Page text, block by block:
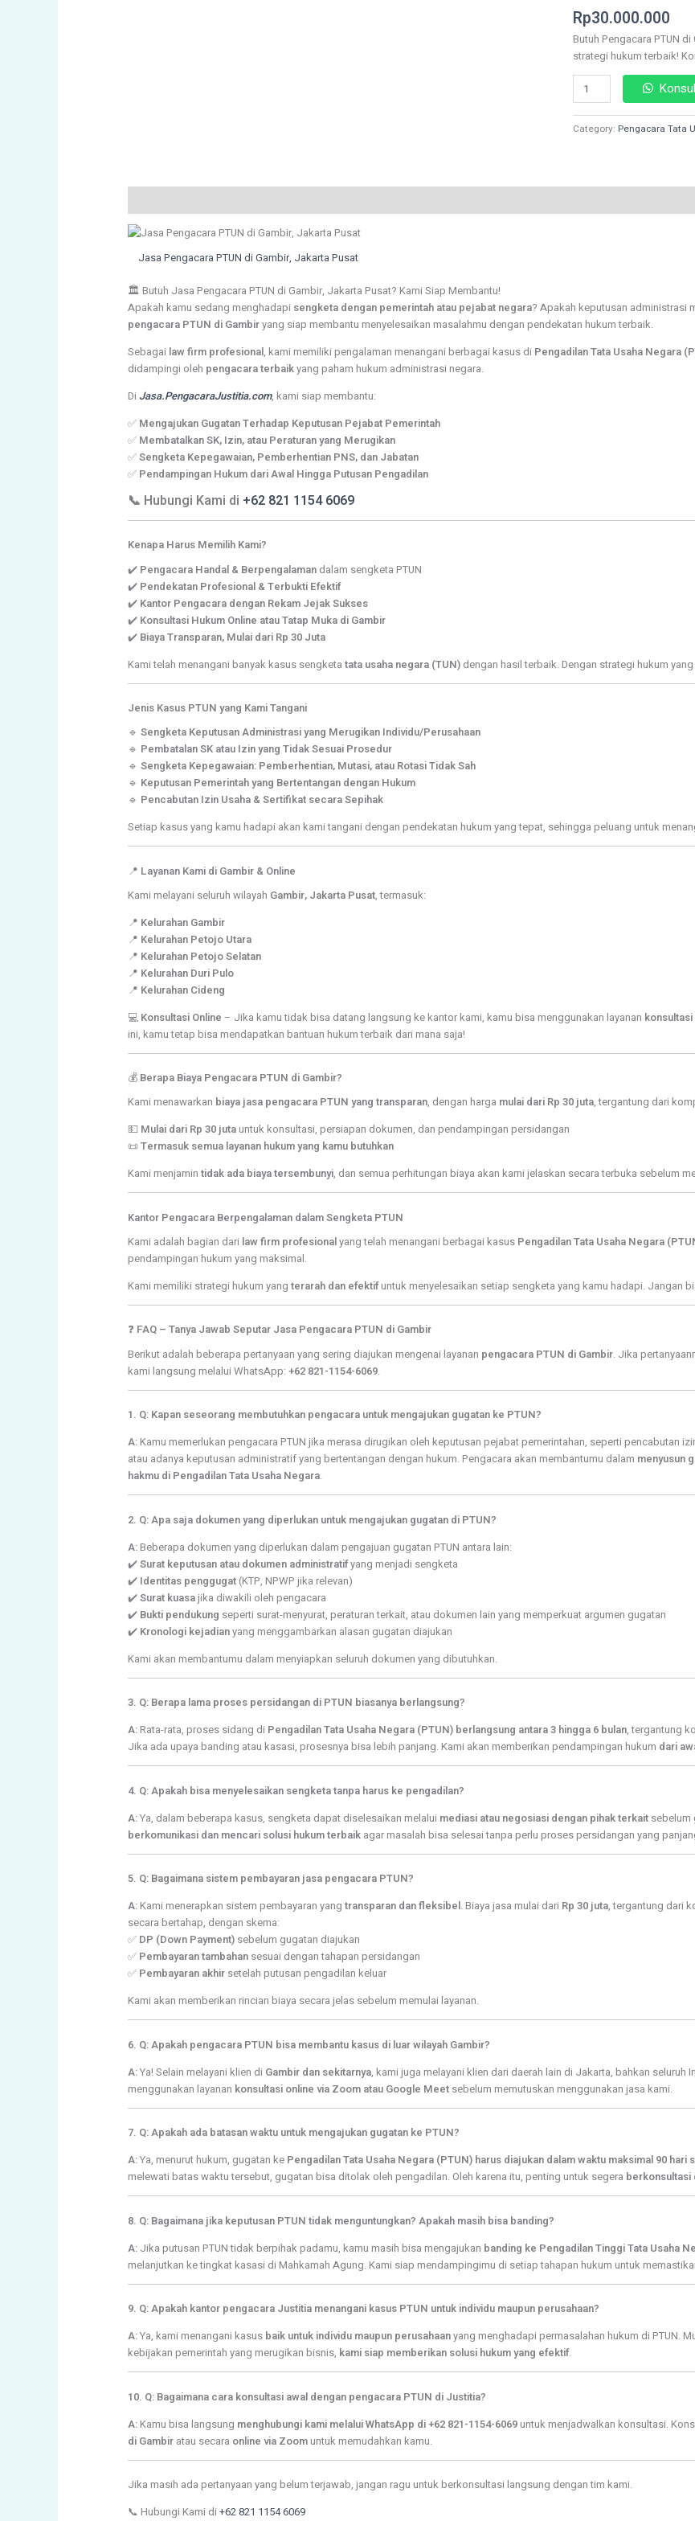
Rated
4.46out
based on
39
customer
ratings
Rp30.000.000
Butuh Pengacara PTUN
strategi hukum terbaik!
Membantu!
quantity
Category:Pengacara Tata
Jasa Pengacara PTUN di Gambir, Jakarta Pusat
🏛️ Butuh Jasa Pengacara PTUN di Gambir, Jakarta Pusat? Kami Siap Membantu!
Apakah kamu sedang menghadapi sengketa dengan pemerintah atau pejabat negara? Apakah keputusan administrasi
pengacara PTUN di Gambiryang siap membantu menyelesaikan masalahmu dengan pendekatan hukum terbaik.
Sebagai law firm profesional, kami memiliki pengalaman menangani berbagai kasus di Pengadilan Tata Usaha Negara
didampingi oleh pengacara terbaikyang paham hukum administrasi negara.
Di Jasa.PengacaraJustitia.com, kami siap membantu:
✅ Mengajukan Gugatan Terhadap Keputusan Pejabat Pemerintah
✅ Membatalkan SK, Izin, atau Peraturan yang Merugikan
✅Sengketa Kepegawaian, Pemberhentian PNS, dan Jabatan
✅ Pendampingan Hukum dari Awal Hingga Putusan Pengadilan
📞 Hubungi Kami di +62 821 1154 6069
Kenapa Harus Memilih Kami?
✔️ Pengacara Handal & Berpengalamandalam sengketa PTUN
✔️ Pendekatan Profesional & Terbukti Efektif
✔️ Kantor Pengacara dengan Rekam Jejak Sukses
✔️ Konsultasi Hukum Online atau Tatap Muka di Gambir
✔️ Biaya Transparan, Mulai dari Rp 30 Juta
Kami telah menangani banyak kasus sengketa tata usaha negara (TUN)dengan hasil terbaik. Dengan strategi hukum
Jenis Kasus PTUN yang Kami Tangani
🔹 Sengketa Keputusan Administrasi yang Merugikan Individu/Perusahaan
🔹 Pembatalan SK atau Izin yang Tidak Sesuai Prosedur
🔹 Sengketa Kepegawaian: Pemberhentian, Mutasi, atau Rotasi Tidak Sah
🔹 Keputusan Pemerintah yang Bertentangan dengan Hukum
🔹 Pencabutan Izin Usaha & Sertifikat secara Sepihak
Setiap kasus yang kamu hadapi akan kami tangani dengan pendekatan hukum yang tepat, sehingga peluang untuk
📍 Layanan Kami di Gambir & Online
Kami melayani seluruh wilayah Gambir, Jakarta Pusat, termasuk:
📍 Kelurahan Gambir
📍 Kelurahan Petojo Utara
📍 Kelurahan Petojo Selatan
📍 Kelurahan Duri Pulo
📍 Kelurahan Cideng
💻 Konsultasi Online – Jika kamu tidak bisa datang langsung ke kantor kami, kamu bisa menggunakan layanan
ini, kamu tetap bisa mendapatkan bantuan hukum terbaik dari mana saja!
💰 Berapa Biaya Pengacara PTUN di Gambir?
Kami menawarkan biaya jasa pengacara PTUN yang transparan, dengan harga mulai dari Rp 30 juta, tergantung dari
💵 Mulai dari Rp 30 jutauntuk konsultasi, persiapan dokumen, dan pendampingan persidangan
📜 Termasuk semua layanan hukum yang kamu butuhkan
Kami menjamin tidak ada biaya tersembunyi, dan semua perhitungan biaya akan kami jelaskan secara terbuka sebelum
Kantor Pengacara Berpengalaman dalam Sengketa PTUN
Kami adalah bagian dari law firm profesionalyang telah menangani berbagai kasus Pengadilan Tata Usaha Negara
pendampingan hukum yang maksimal.
Kami memiliki strategi hukum yang terarah dan efektifuntuk menyelesaikan setiap sengketa yang kamu hadapi. Jangan
❓ FAQ – Tanya Jawab Seputar Jasa Pengacara PTUN di Gambir
Berikut adalah beberapa pertanyaan yang sering diajukan mengenai layanan pengacara PTUN di Gambir. Jika
kami langsung melalui WhatsApp: +62 821-1154-6069.
1. Q: Kapan seseorang membutuhkan pengacara untuk mengajukan gugatan ke PTUN?
A:Kamu memerlukan pengacara PTUN jika merasa dirugikan oleh keputusan pejabat pemerintahan, seperti pencabutan
atau adanya keputusan administratif yang bertentangan dengan hukum. Pengacara akan membantumu dalam menyusun
hakmu di Pengadilan Tata Usaha Negara.
2. Q: Apa saja dokumen yang diperlukan untuk mengajukan gugatan di PTUN?
A:Beberapa dokumen yang diperlukan dalam pengajuan gugatan PTUN antara lain:
✔️Surat keputusan atau dokumen administratifyang menjadi sengketa
✔️ Identitas penggugat(KTP, NPWP jika relevan)
✔️Surat kuasajika diwakili oleh pengacara
✔️ Bukti pendukung seperti surat-menyurat, peraturan terkait, atau dokumen lain yang memperkuat argumen gugatan
✔️ Kronologi kejadianyang menggambarkan alasan gugatan diajukan
Kami akan membantumu dalam menyiapkan seluruh dokumen yang dibutuhkan.
3. Q: Berapa lama proses persidangan di PTUN biasanya berlangsung?
A:Rata-rata, proses sidang di Pengadilan Tata Usaha Negara (PTUN) berlangsung antara 3 hingga 6 bulan, tergantung
Jika ada upaya banding atau kasasi, prosesnya bisa lebih panjang. Kami akan memberikan pendampingan hukum dari
4. Q: Apakah bisa menyelesaikan sengketa tanpa harus ke pengadilan?
A:Ya, dalam beberapa kasus, sengketa dapat diselesaikan melalui mediasi atau negosiasi dengan pihak terkaitsebelum
berkomunikasi dan mencari solusi hukum terbaikagar masalah bisa selesai tanpa perlu proses persidangan yang
5. Q: Bagaimana sistem pembayaran jasa pengacara PTUN?
A:Kami menerapkan sistem pembayaran yang transparan dan fleksibel. Biaya jasa mulai dari Rp 30 juta, tergantung dari
secara bertahap, dengan skema:
✅ DP (Down Payment)sebelum gugatan diajukan
✅ Pembayaran tambahansesuai dengan tahapan persidangan
✅ Pembayaran akhirsetelah putusan pengadilan keluar
Kami akan memberikan rincian biaya secara jelas sebelum memulai layanan.
6. Q: Apakah pengacara PTUN bisa membantu kasus di luar wilayah Gambir?
A:Ya! Selain melayani klien di Gambir dan sekitarnya, kami juga melayani klien dari daerah lain di Jakarta, bahkan
menggunakan layanan konsultasi online via Zoom atau Google Meetsebelum memutuskan menggunakan jasa kami.
7. Q: Apakah ada batasan waktu untuk mengajukan gugatan ke PTUN?
A:Ya, menurut hukum, gugatan ke Pengadilan Tata Usaha Negara (PTUN) harus diajukan dalam waktu maksimal 90
melewati batas waktu tersebut, gugatan bisa ditolak oleh pengadilan. Oleh karena itu, penting untuk segera berkonsultasi
8. Q: Bagaimana jika keputusan PTUN tidak menguntungkan? Apakah masih bisa banding?
A:Jika putusan PTUN tidak berpihak padamu, kamu masih bisa mengajukan banding ke Pengadilan Tinggi Tata Usaha
melanjutkan ke tingkat kasasi di Mahkamah Agung. Kami siap mendampingimu di setiap tahapan hukum untuk
9. Q: Apakah kantor pengacara Justitia menangani kasus PTUN untuk individu maupun perusahaan?
A:Ya, kami menangani kasus baik untuk individu maupun perusahaanyang menghadapi permasalahan hukum di PTUN.
kebijakan pemerintah yang merugikan bisnis, kami siap memberikan solusi hukum yang efektif.
10. Q: Bagaimana cara konsultasi awal dengan pengacara PTUN di Justitia?
A:Kamu bisa langsung menghubungi kami melalui WhatsApp di +62 821-1154-6069untuk menjadwalkan konsultasi.
di Gambiratau secara online via Zoomuntuk memudahkan kamu.
Jika masih ada pertanyaan yang belum terjawab, jangan ragu untuk berkonsultasi langsung dengan tim kami.
📞 Hubungi Kami di +62 821 1154 6069